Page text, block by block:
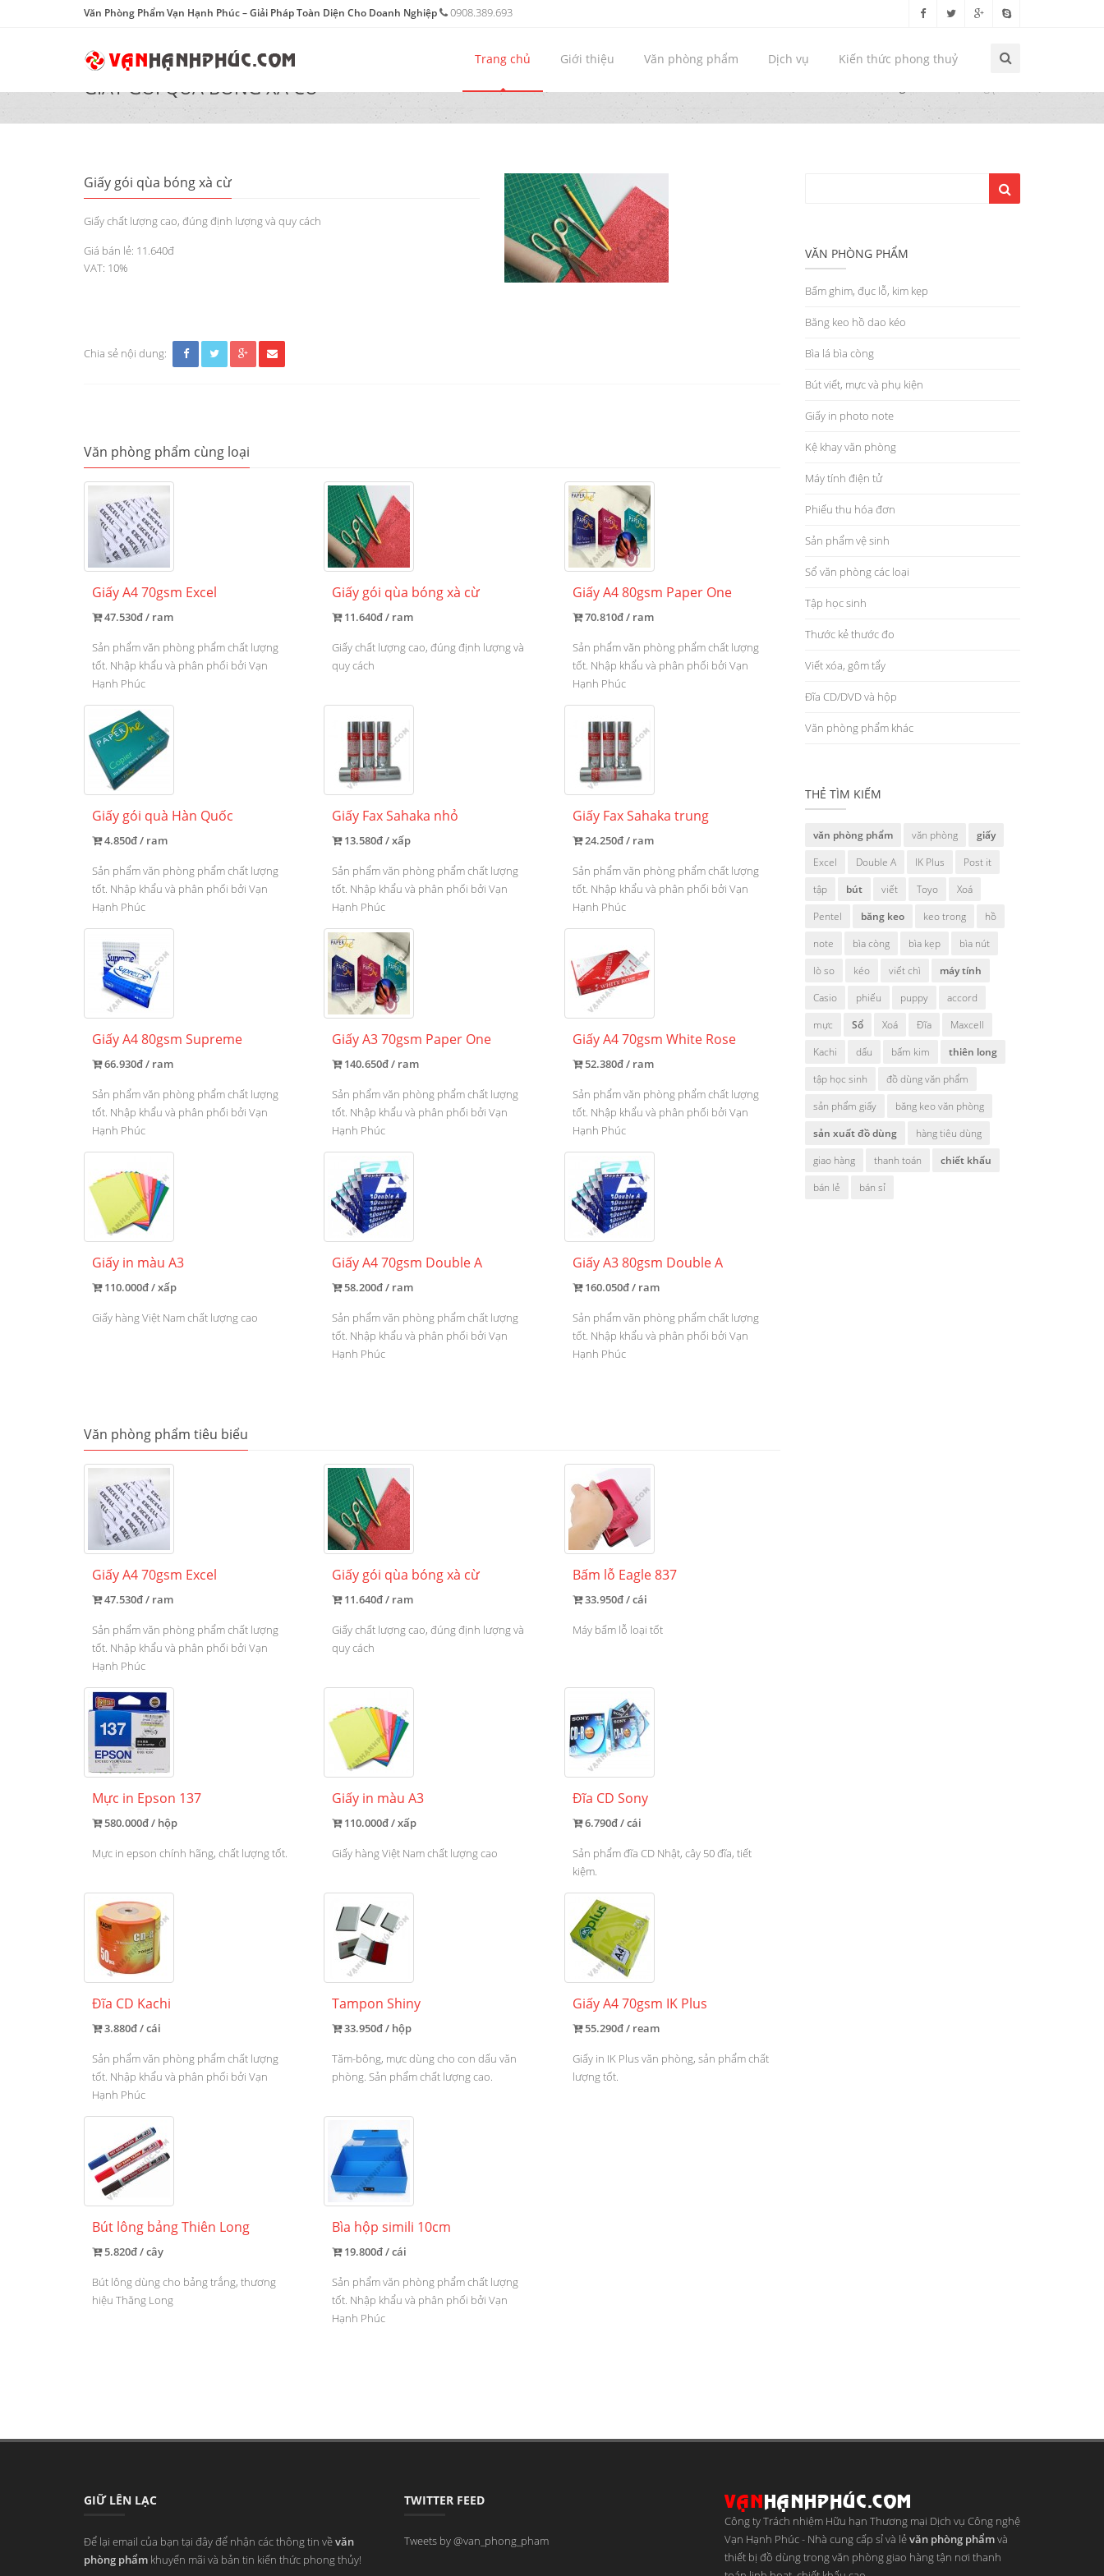
Văn Phòng Phẩm Vạn Hạnh Phúc – Giải Pháp Toàn Diện Cho Doanh Nghiệp 0908.389.693
Trang chủ Giới thiệu Văn phòng phẩm Dịch vụ Kiến thức phong thuỷ
GIẤY GÓI QÙA BÓNG XÀ CỪ
Giấy gói qùa bóng xà cừ
Giấy chất lượng cao, đúng định lượng và quy cách
Giá bán lẻ: 11.640đ
VAT: 10%
Chia sẻ nội dung:
Văn phòng phẩm cùng loại
Giấy A4 70gsm Excel
47.530đ / ram
Sản phẩm văn phòng phẩm chất lượng
tốt. Nhập khẩu và phân phối bởi Vạn
Hạnh Phúc
Giấy gói qùa bóng xà cừ
11.640đ / ram
Giấy chất lượng cao, đúng định lượng và
quy cách
Giấy A4 80gsm Paper One
70.810đ / ram
Sản phẩm văn phòng phẩm chất lượng
tốt. Nhập khẩu và phân phối bởi Vạn
Hạnh Phúc
Giấy gói quà Hàn Quốc
4.850đ / ram
Sản phẩm văn phòng phẩm chất lượng
tốt. Nhập khẩu và phân phối bởi Vạn
Hạnh Phúc
Giấy Fax Sahaka nhỏ
13.580đ / xấp
Sản phẩm văn phòng phẩm chất lượng
tốt. Nhập khẩu và phân phối bởi Vạn
Hạnh Phúc
Giấy Fax Sahaka trung
24.250đ / ram
Sản phẩm văn phòng phẩm chất lượng
tốt. Nhập khẩu và phân phối bởi Vạn
Hạnh Phúc
Giấy A4 80gsm Supreme
66.930đ / ram
Sản phẩm văn phòng phẩm chất lượng
tốt. Nhập khẩu và phân phối bởi Vạn
Hạnh Phúc
Giấy A3 70gsm Paper One
140.650đ / ram
Sản phẩm văn phòng phẩm chất lượng
tốt. Nhập khẩu và phân phối bởi Vạn
Hạnh Phúc
Giấy A4 70gsm White Rose
52.380đ / ram
Sản phẩm văn phòng phẩm chất lượng
tốt. Nhập khẩu và phân phối bởi Vạn
Hạnh Phúc
Giấy in màu A3
110.000đ / xấp
Giấy hàng Việt Nam chất lượng cao
Giấy A4 70gsm Double A
58.200đ / ram
Sản phẩm văn phòng phẩm chất lượng
tốt. Nhập khẩu và phân phối bởi Vạn
Hạnh Phúc
Giấy A3 80gsm Double A
160.050đ / ram
Sản phẩm văn phòng phẩm chất lượng
tốt. Nhập khẩu và phân phối bởi Vạn
Hạnh Phúc
Văn phòng phẩm tiêu biểu
Giấy A4 70gsm Excel
47.530đ / ram
Sản phẩm văn phòng phẩm chất lượng
tốt. Nhập khẩu và phân phối bởi Vạn
Hạnh Phúc
Giấy gói qùa bóng xà cừ
11.640đ / ram
Giấy chất lượng cao, đúng định lượng và
quy cách
Bấm lỗ Eagle 837
33.950đ / cái
Máy bấm lỗ loại tốt
Mực in Epson 137
580.000đ / hộp
Mực in epson chính hãng, chất lượng tốt.
Giấy in màu A3
110.000đ / xấp
Giấy hàng Việt Nam chất lượng cao
Đĩa CD Sony
6.790đ / cái
Sản phẩm đĩa CD Nhật, cây 50 đĩa, tiết
kiệm.
Đĩa CD Kachi
3.880đ / cái
Sản phẩm văn phòng phẩm chất lượng
tốt. Nhập khẩu và phân phối bởi Vạn
Hạnh Phúc
Tampon Shiny
33.950đ / hộp
Tăm-bông, mực dùng cho con dấu văn
phòng. Sản phẩm chất lượng cao.
Giấy A4 70gsm IK Plus
55.290đ / ream
Giấy in IK Plus văn phòng, sản phẩm chất
lượng tốt.
Bút lông bảng Thiên Long
5.820đ / cây
Bút lông dùng cho bảng trắng, thương
hiệu Thăng Long
Bìa hộp simili 10cm
19.800đ / cái
Sản phẩm văn phòng phẩm chất lượng
tốt. Nhập khẩu và phân phối bởi Vạn
Hạnh Phúc
VĂN PHÒNG PHẨM
Bấm ghim, đục lỗ, kim kẹp
Băng keo hồ dao kéo
Bìa lá bìa còng
Bút viết, mực và phụ kiện
Giấy in photo note
Kệ khay văn phòng
Máy tính điện tử
Phiếu thu hóa đơn
Sản phẩm vệ sinh
Sổ văn phòng các loại
Tập học sinh
Thước kẻ thước đo
Viết xóa, gôm tẩy
Đĩa CD/DVD và hộp
Văn phòng phẩm khác
THẺ TÌM KIẾM
văn phòng phẩm văn phòng
giấy
Excel
Double A IK Plus
Post it
tập
bút viết Toyo
Xoá
Pentel
băng keo keo trong
hồ
note
bìa còng bìa kẹp
bìa nút
lò so
kéo viết chì
máy tính
Casio
phiếu puppy
accord
mực
Sổ Xoá Đĩa
Maxcell
Kachi
dấu bấm kim
thiên long
tập học sinh
đồ dùng văn phẩm
sản phẩm giấy
băng keo văn phòng
sản xuất đồ dùng
hàng tiêu dùng
giao hàng
thanh toán
chiết khấu
bán lẻ
bán sỉ
GIỮ LÊN LẠC
Để lại email của bạn tại đây để nhận các thông tin vềvăn
phòng phẩm khuyến mãi và bản tin kiến thức phong thủy!
TWITTER FEED
Tweets by @van_phong_pham
Công ty Trách nhiệm Hữu hạn Thương mại Dịch vụ Công nghệ
Vạn Hạnh Phúc- Nhà cung cấp sỉ và lẻvăn phòng phẩmvà
thiết bị đồ dùng trong văn phòng giao hàng tận nơi thanh